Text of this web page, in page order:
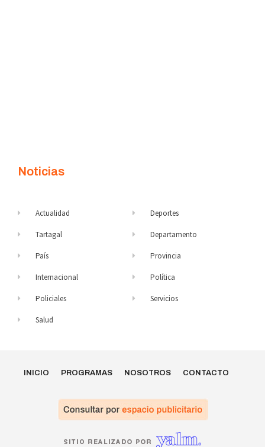
Noticias
Actualidad
Tartagal
País
Internacional
Policiales
Salud
Deportes
Departamento
Provincia
Política
Servicios
INICIO PROGRAMAS NOSOTROS CONTACTO